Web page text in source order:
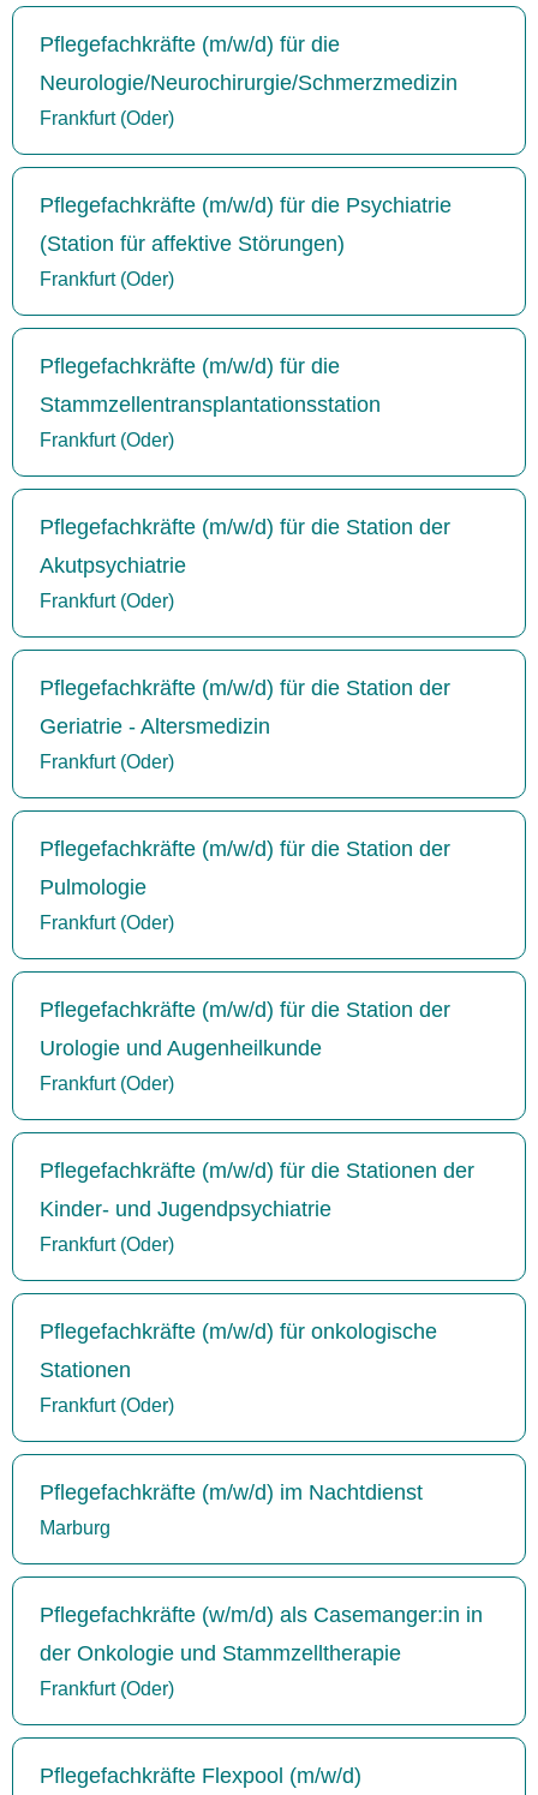
Pflegefachkräfte (m/w/d) für die
Neurologie/Neurochirurgie/Schmerzmedizin
Frankfurt (Oder)
Pflegefachkräfte (m/w/d) für die Psychiatrie
(Station für affektive Störungen)
Frankfurt (Oder)
Pflegefachkräfte (m/w/d) für die
Stammzellentransplantationsstation
Frankfurt (Oder)
Pflegefachkräfte (m/w/d) für die Station der
Akutpsychiatrie
Frankfurt (Oder)
Pflegefachkräfte (m/w/d) für die Station der
Geriatrie - Altersmedizin
Frankfurt (Oder)
Pflegefachkräfte (m/w/d) für die Station der
Pulmologie
Frankfurt (Oder)
Pflegefachkräfte (m/w/d) für die Station der
Urologie und Augenheilkunde
Frankfurt (Oder)
Pflegefachkräfte (m/w/d) für die Stationen der
Kinder- und Jugendpsychiatrie
Frankfurt (Oder)
Pflegefachkräfte (m/w/d) für onkologische
Stationen
Frankfurt (Oder)
Pflegefachkräfte (m/w/d) im Nachtdienst
Marburg
Pflegefachkräfte (w/m/d) als Casemanger:in in
der Onkologie und Stammzelltherapie
Frankfurt (Oder)
Pflegefachkräfte Flexpool (m/w/d)